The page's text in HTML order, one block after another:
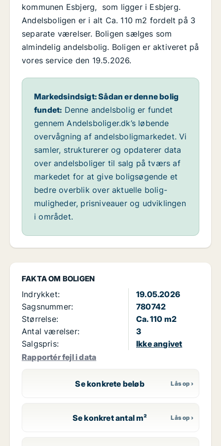
FAKTA OM BOLIGEN
Indrykket:
19.05.2026
Sagsnummer:
780742
Størrelse:
Ca. 110 m2
Antal værelser:
3
Salgspris:
Ikke angivet
Rapportér fejl i data
Se konkrete beløb
Se konkret antal m²
kommunen Esbjerg, som ligger i Esbjerg.
Andelsboligen er i alt Ca. 110 m2 fordelt på 3
separate værelser. Boligen sælges som
almindelig andelsbolig. Boligen er aktiveret på
vores service den 19.5.2026.
Markedsindsigt: Sådan er denne bolig
fundet: Denne andelsbolig er fundet
gennem Andelsboliger.dk’s løbende
overvågning af andelsboligmarkedet. Vi
samler, strukturerer og opdaterer data
over andelsboliger til salg på tværs af
markedet for at give boligsøgende et
bedre overblik over aktuelle bolig-
muligheder, prisniveauer og udviklingen
i området.